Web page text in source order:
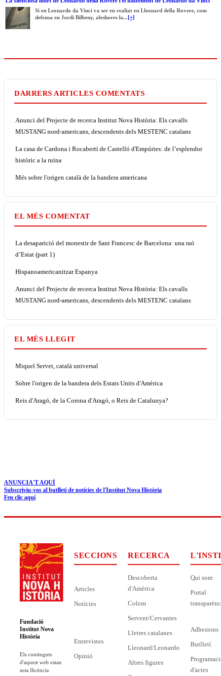
Si en Leonardo da Vinci va ser en realiat en Lleonard della Rovere, com
defensa en Jordi Bilbeny, aleshores la...[+]
DARRERS ARTICLES COMENTATS
Anunci del Projecte de recerca Institut Nova Història: Els cavalls
MUSTANG nord-americans, descendents dels MESTENC catalans
La casa de Cardona i Rocabertí de Castelló d'Empúries: de l’esplendor
històric a la ruïna
Més sobre l'origen català de la bandera americana
EL MÉS COMENTAT
La desaparició del monestir de Sant Francesc de Barcelona: una raó
d’Estat (part 1)
Hispanoamericanitzar Espanya
Anunci del Projecte de recerca Institut Nova Història: Els cavalls
MUSTANG nord-americans, descendents dels MESTENC catalans
EL MÉS LLEGIT
Miquel Servet, català universal
Sobre l'origen de la bandera dels Estats Units d'Amèrica
Reis d'Aragó, de la Corona d'Aragó, o Reis de Catalunya?
ANUNCIA'T AQUÍ
Subscriviu-vos al butlletí de notícies de l'Institut Nova Història
Feu clic aquí
Fundació
Institut Nova
Història
Els continguts
d'aquest web estan
sota llicència
SECCIONS
Articles
Notícies
Entrevistes
Opinió
RECERCA
Descoberta
d'Amèrica
Colom
Servent/Cervantes
Lletres catalanes
Lleonard/Leonardo
Altres figures
Qui som
Portal
Adhesions
Butlletí
d'actes